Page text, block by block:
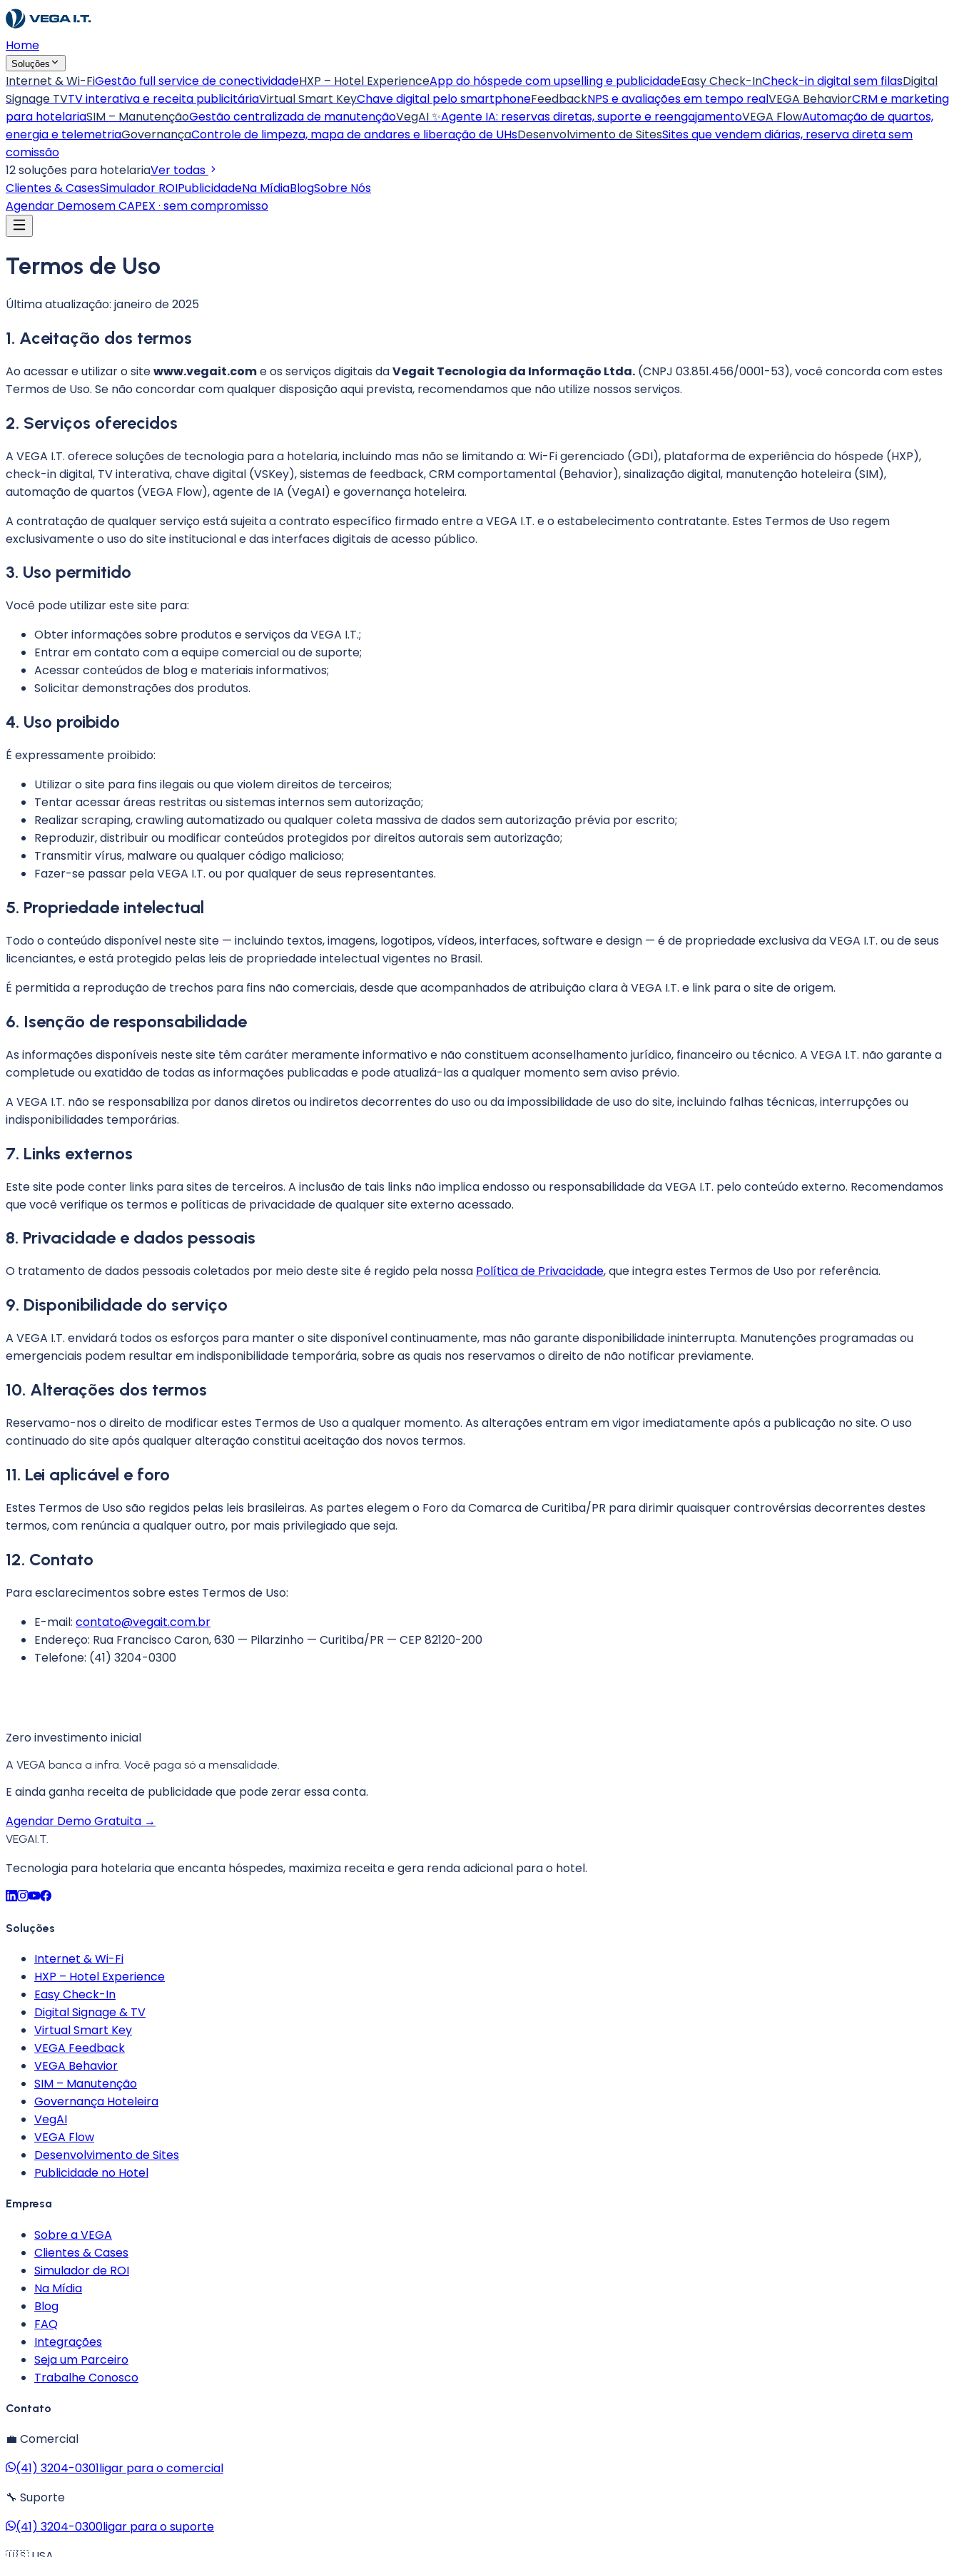
Home
Soluções
Internet & Wi-FiGestão full service de conectividadeHXP – Hotel ExperienceApp do hóspede com upselling e publicidadeEasy Check-InCheck-in digital sem filasDigital
Signage TVTV interativa e receita publicitáriaVirtual Smart KeyChave digital pelo smartphoneFeedbackNPS e avaliações em tempo realVEGA BehaviorCRM e marketing
para hotelariaSIM – ManutençãoGestão centralizada de manutençãoVegAI ✨Agente IA: reservas diretas, suporte e reengajamentoVEGA FlowAutomação de quartos,
energia e telemetriaGovernançaControle de limpeza, mapa de andares e liberação de UHsDesenvolvimento de SitesSites que vendem diárias, reserva direta sem
comissão
12 soluções para hotelariaVer todas
Clientes & CasesSimulador ROIPublicidadeNa MídiaBlogSobre Nós
Agendar Demosem CAPEX · sem compromisso
Termos de Uso
Última atualização: janeiro de 2025
1. Aceitação dos termos
Ao acessar e utilizar o sitewww.vegait.come os serviços digitais daVegait Tecnologia da Informação Ltda. (CNPJ 03.851.456/0001-53), você concorda com estes
Termos de Uso. Se não concordar com qualquer disposição aqui prevista, recomendamos que não utilize nossos serviços.
2. Serviços oferecidos
A VEGA I.T. oferece soluções de tecnologia para a hotelaria, incluindo mas não se limitando a: Wi-Fi gerenciado (GDI), plataforma de experiência do hóspede (HXP),
check-in digital, TV interativa, chave digital (VSKey), sistemas de feedback, CRM comportamental (Behavior), sinalização digital, manutenção hoteleira (SIM),
automação de quartos (VEGA Flow), agente de IA (VegAI) e governança hoteleira.
A contratação de qualquer serviço está sujeita a contrato específico firmado entre a VEGA I.T. e o estabelecimento contratante. Estes Termos de Uso regem
exclusivamente o uso do site institucional e das interfaces digitais de acesso público.
3. Uso permitido
Você pode utilizar este site para:
Obter informações sobre produtos e serviços da VEGA I.T.;
Entrar em contato com a equipe comercial ou de suporte;
Acessar conteúdos de blog e materiais informativos;
Solicitar demonstrações dos produtos.
4. Uso proibido
É expressamente proibido:
Utilizar o site para fins ilegais ou que violem direitos de terceiros;
Tentar acessar áreas restritas ou sistemas internos sem autorização;
Realizar scraping, crawling automatizado ou qualquer coleta massiva de dados sem autorização prévia por escrito;
Reproduzir, distribuir ou modificar conteúdos protegidos por direitos autorais sem autorização;
Transmitir vírus, malware ou qualquer código malicioso;
Fazer-se passar pela VEGA I.T. ou por qualquer de seus representantes.
5. Propriedade intelectual
Todo o conteúdo disponível neste site — incluindo textos, imagens, logotipos, vídeos, interfaces, software e design — é de propriedade exclusiva da VEGA I.T. ou de seus
licenciantes, e está protegido pelas leis de propriedade intelectual vigentes no Brasil.
É permitida a reprodução de trechos para fins não comerciais, desde que acompanhados de atribuição clara à VEGA I.T. e link para o site de origem.
6. Isenção de responsabilidade
As informações disponíveis neste site têm caráter meramente informativo e não constituem aconselhamento jurídico, financeiro ou técnico. A VEGA I.T. não garante a
completude ou exatidão de todas as informações publicadas e pode atualizá-las a qualquer momento sem aviso prévio.
A VEGA I.T. não se responsabiliza por danos diretos ou indiretos decorrentes do uso ou da impossibilidade de uso do site, incluindo falhas técnicas, interrupções ou
indisponibilidades temporárias.
7. Links externos
Este site pode conter links para sites de terceiros. A inclusão de tais links não implica endosso ou responsabilidade da VEGA I.T. pelo conteúdo externo. Recomendamos
que você verifique os termos e políticas de privacidade de qualquer site externo acessado.
8. Privacidade e dados pessoais
O tratamento de dados pessoais coletados por meio deste site é regido pela nossa Política de Privacidade, que integra estes Termos de Uso por referência.
9. Disponibilidade do serviço
A VEGA I.T. envidará todos os esforços para manter o site disponível continuamente, mas não garante disponibilidade ininterrupta. Manutenções programadas ou
emergenciais podem resultar em indisponibilidade temporária, sobre as quais nos reservamos o direito de não notificar previamente.
10. Alterações dos termos
Reservamo-nos o direito de modificar estes Termos de Uso a qualquer momento. As alterações entram em vigor imediatamente após a publicação no site. O uso
continuado do site após qualquer alteração constitui aceitação dos novos termos.
11. Lei aplicável e foro
Estes Termos de Uso são regidos pelas leis brasileiras. As partes elegem o Foro da Comarca de Curitiba/PR para dirimir quaisquer controvérsias decorrentes destes
termos, com renúncia a qualquer outro, por mais privilegiado que seja.
12. Contato
Para esclarecimentos sobre estes Termos de Uso:
E-mail: contato@vegait.com.br
Endereço: Rua Francisco Caron, 630 — Pilarzinho — Curitiba/PR — CEP 82120-200
Telefone: (41) 3204-0300
Zero investimento inicial
A VEGA banca a infra. Você paga só a mensalidade.
E ainda ganha receita de publicidade que pode zerar essa conta.
Agendar Demo Gratuita →
VEGAI.T.
Tecnologia para hotelaria que encanta hóspedes, maximiza receita e gera renda adicional para o hotel.
Soluções
Internet & Wi-Fi
HXP – Hotel Experience
Easy Check-In
Digital Signage & TV
Virtual Smart Key
VEGA Feedback
VEGA Behavior
SIM – Manutenção
Governança Hoteleira
VegAI
VEGA Flow
Desenvolvimento de Sites
Publicidade no Hotel
Empresa
Sobre a VEGA
Clientes & Cases
Simulador de ROI
Na Mídia
Blog
FAQ
Integrações
Seja um Parceiro
Trabalhe Conosco
Contato
💼 Comercial
(41) 3204-0301ligar para o comercial
🔧 Suporte
(41) 3204-0300ligar para o suporte